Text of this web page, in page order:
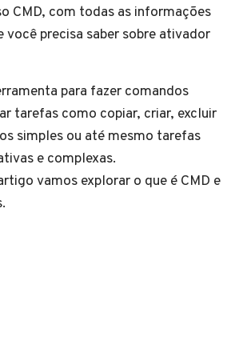
CMD, com todas as informações
você precisa saber sobre ativador
para fazer comandos
tarefas como copiar, criar, excluir
simples ou até mesmo tarefas
e complexas.
vamos explorar o que é CMD e